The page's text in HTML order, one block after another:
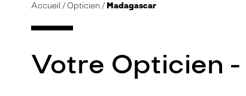
Accueil Opticien Madagascar
Votre Opticien